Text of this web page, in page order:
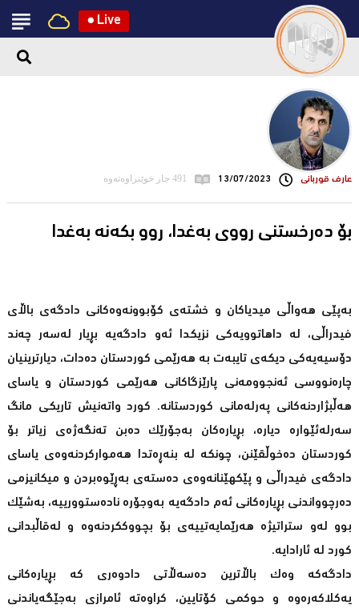
● Live
عارف قوربانی 13/07/2023 491 جار خوێنراوەتەوە
بۆ دەرخستنی رووی بەغدا، روو بکەنە بەغدا
بەپێی هەواڵی میدیاکان و خشتەی کۆبوونەوەکانی دادگەی باڵای
فیدراڵی، لە داهاتوویەکی نزیکدا ئەو دادگەیە بڕیار لەسەر چەند
دۆسیەیەکی دیکەی تایبەت بە هەرێمی کوردستان دەدات، دیارترینیان
چارەنووسی ئەنجوومەنی پارێزگاکانی هەرێمی کوردستان و یاسای
هەڵبژاردنەکانی پەرلەمانی کوردستانە. کورد واتەنیش تاریکی مانگ
سەرلەئێوارە دیارە، بڕیارەکان بەجۆرێک دەبن تەنگەژەی زیاتر بۆ
کوردستان دەخوڵقێنن، چونکە لە بنەڕەتدا هەموارکردنەوەی یاسای
دادگەی فیدراڵی و پێکهێنانەوەی دەستەی بەڕێوەبردن و میکانیزمی
دەرچوواندنی بڕیارەکانی ئەم دادگەیە بەوجۆرە نادەستوورییە، بەشێک
بوو لەو ستراتیژە هەرێمایەتییەی بۆ بچووککردنەوە و لەقاڵبدانی
کورد لە ئارادایە.
دادگەکە وەک باڵاترین دەسەڵاتی دادوەری کە بڕیارەکانی
یەکلاکەرەوە و حوکمی کۆتایین، کراوەتە ئامرازی بەجێگەیاندنی